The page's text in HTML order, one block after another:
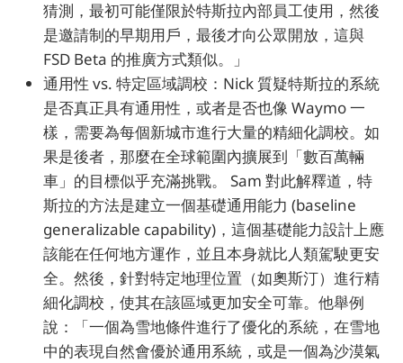
猜測，最初可能僅限於特斯拉內部員工使用，然後
是邀請制的早期用戶，最後才向公眾開放，這與
FSD Beta 的推廣方式類似。」
通用性 vs. 特定區域調校：Nick 質疑特斯拉的系統
是否真正具有通用性，或者是否也像 Waymo 一
樣，需要為每個新城市進行大量的精細化調校。如
果是後者，那麼在全球範圍內擴展到「數百萬輛
車」的目標似乎充滿挑戰。 Sam 對此解釋道，特
斯拉的方法是建立一個基礎通用能力 (baseline
generalizable capability)，這個基礎能力設計上應
該能在任何地方運作，並且本身就比人類駕駛更安
全。然後，針對特定地理位置（如奧斯汀）進行精
細化調校，使其在該區域更加安全可靠。他舉例
說：「一個為雪地條件進行了優化的系統，在雪地
中的表現自然會優於通用系統，或是一個為沙漠氣